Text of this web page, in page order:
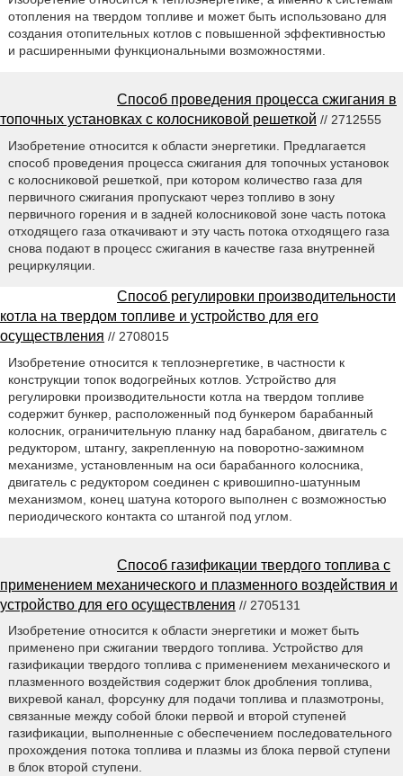
отопления на твердом топливе и может быть использовано для
создания отопительных котлов с повышенной эффективностью
и расширенными функциональными возможностями.
Способ проведения процесса сжигания в
топочных установках с колосниковой решеткой // 2712555
Изобретение относится к области энергетики. Предлагается
способ проведения процесса сжигания для топочных установок
с колосниковой решеткой, при котором количество газа для
первичного сжигания пропускают через топливо в зону
первичного горения и в задней колосниковой зоне часть потока
отходящего газа откачивают и эту часть потока отходящего газа
снова подают в процесс сжигания в качестве газа внутренней
рециркуляции.
Способ регулировки производительности
котла на твердом топливе и устройство для его
осуществления // 2708015
Изобретение относится к теплоэнергетике, в частности к
конструкции топок водогрейных котлов. Устройство для
регулировки производительности котла на твердом топливе
содержит бункер, расположенный под бункером барабанный
колосник, ограничительную планку над барабаном, двигатель с
редуктором, штангу, закрепленную на поворотно-зажимном
механизме, установленным на оси барабанного колосника,
двигатель с редуктором соединен с кривошипно-шатунным
механизмом, конец шатуна которого выполнен с возможностью
периодического контакта со штангой под углом.
Способ газификации твердого топлива с
применением механического и плазменного воздействия и
устройство для его осуществления // 2705131
Изобретение относится к области энергетики и может быть
применено при сжигании твердого топлива. Устройство для
газификации твердого топлива с применением механического и
плазменного воздействия содержит блок дробления топлива,
вихревой канал, форсунку для подачи топлива и плазмотроны,
связанные между собой блоки первой и второй ступеней
газификации, выполненные с обеспечением последовательного
прохождения потока топлива и плазмы из блока первой ступени
в блок второй ступени.